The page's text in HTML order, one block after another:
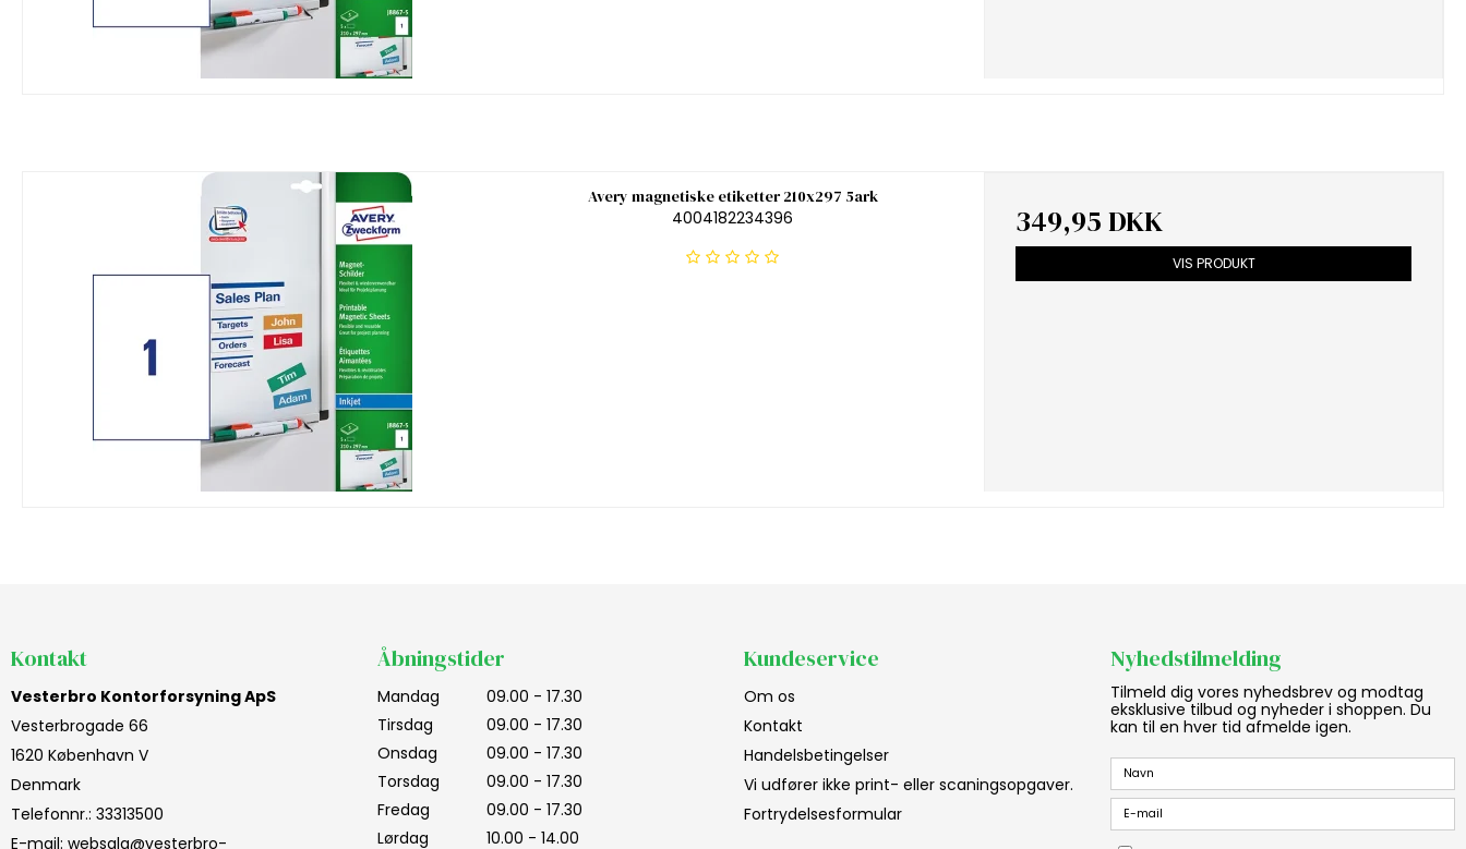
Avery magnetiske etiketter 210x297 5ark
4004182234396
349,95 DKK
VIS PRODUKT
Kontakt
Vesterbro Kontorforsyning ApS
Vesterbrogade 66
1620 København V
Denmark
Telefonnr.: 33313500
E-mail: websalg@vesterbro-
Åbningstider
Mandag
09.00 - 17.30
Tirsdag
09.00 - 17.30
Onsdag
09.00 - 17.30
Torsdag
09.00 - 17.30
Fredag
09.00 - 17.30
Lørdag
10.00 - 14.00
Kundeservice
Om os
Kontakt
Handelsbetingelser
Vi udfører ikke print- eller scaningsopgaver.
Fortrydelsesformular
Nyhedstilmelding
Tilmeld dig vores nyhedsbrev og modtag
eksklusive tilbud og nyheder i shoppen. Du
kan til en hver tid afmelde igen.